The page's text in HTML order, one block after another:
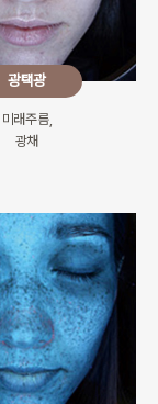
광택광
미래주름,
광채